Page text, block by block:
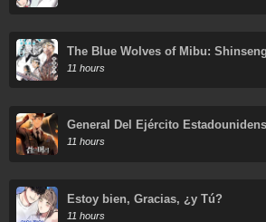
The Blue Wolves of Mibu:
11 hours
General Del Ejército
Negro
11 hours
Estoy bien, Gracias, ¿y Tú?
11 hours